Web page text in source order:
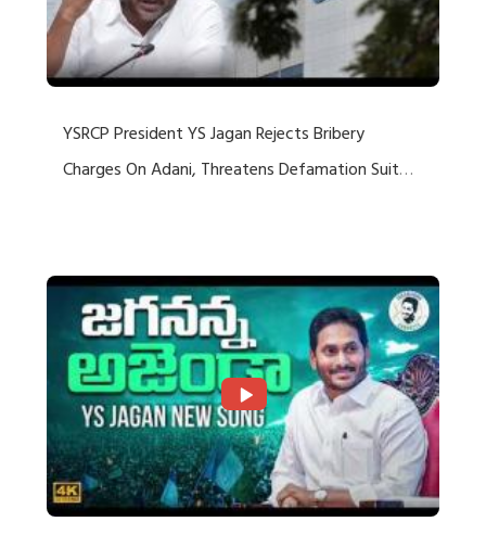
YSRCP President YS Jagan Rejects Bribery
Charges On Adani, Threatens Defamation Suit